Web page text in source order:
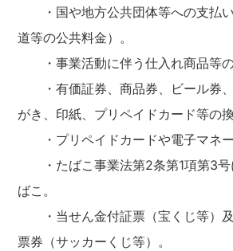
・国や地方公共団体等への支払
道等の公共料金）。
・事業活動に伴う仕入れ商品等の
・有価証券、商品券、ビール券
がき、印紙、プリペイドカード等の
・プリペイドカードや電子マネー
・たばこ事業法第2条第1項第3号
ばこ。
・当せん金付証票（宝くじ等）
票券（サッカーくじ等）。